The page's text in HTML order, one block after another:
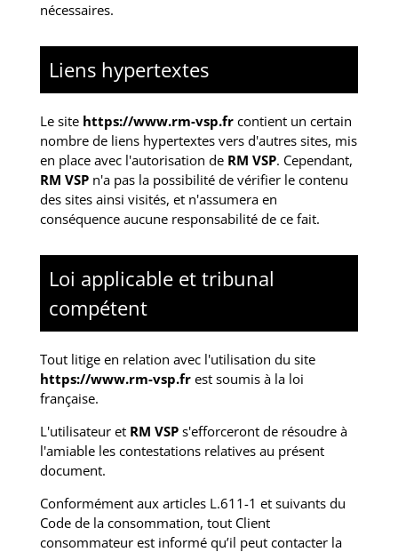
nécessaires.
Liens hypertextes
Le site https://www.rm-vsp.fr contient un certain
nombre de liens hypertextes vers d'autres sites, mis
en place avec l'autorisation de RM VSP. Cependant,
RM VSP n'a pas la possibilité de vérifier le contenu
des sites ainsi visités, et n'assumera en
conséquence aucune responsabilité de ce fait.
Loi applicable et tribunal
compétent
Tout litige en relation avec l'utilisation du site
https://www.rm-vsp.fr est soumis à la loi
française.
L'utilisateur et RM VSP s'efforceront de résoudre à
l'amiable les contestations relatives au présent
document.
Conformément aux articles L.611-1 et suivants du
Code de la consommation, tout Client
consommateur est informé qu’il peut contacter la